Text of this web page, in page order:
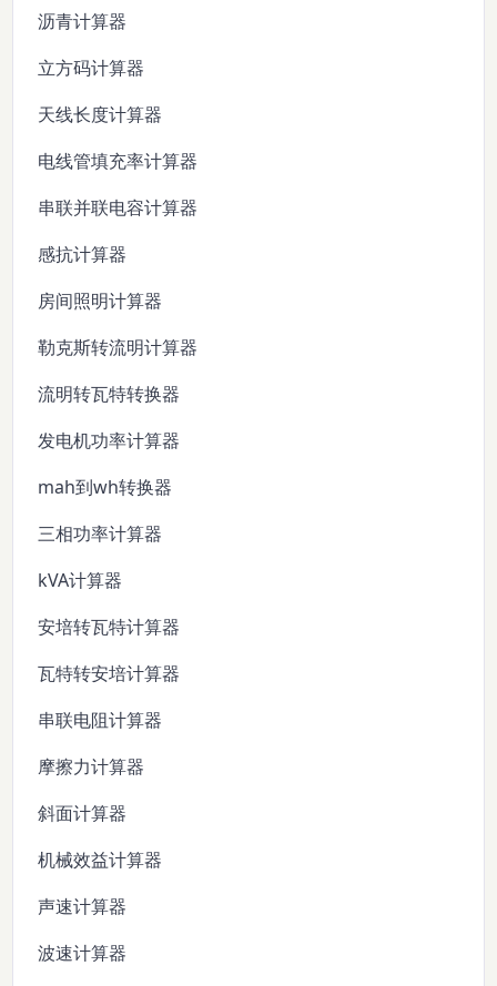
沥青计算器
立方码计算器
天线长度计算器
电线管填充率计算器
串联并联电容计算器
感抗计算器
房间照明计算器
勒克斯转流明计算器
流明转瓦特转换器
发电机功率计算器
mah到wh转换器
三相功率计算器
kVA计算器
安培转瓦特计算器
瓦特转安培计算器
串联电阻计算器
摩擦力计算器
斜面计算器
机械效益计算器
声速计算器
波速计算器